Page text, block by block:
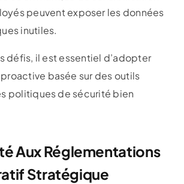
peuvent exposer les données
inutiles.
défis, il est essentiel d’adopter
basée sur des outils
politiques de sécurité bien
Aux Réglementations
Stratégique